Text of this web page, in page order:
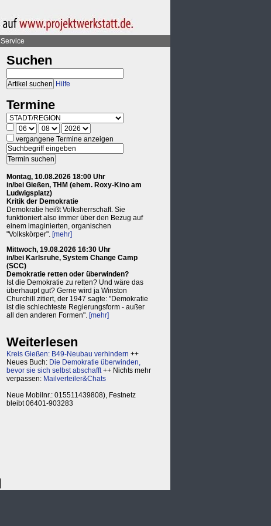
Service
Suchen
Hilfe
Termine
vergangene Termine anzeigen
Montag, 10.08.2026 18:00 Uhr
in/bei Gießen, THM (ehem. Roxy-Kino am
Ludwigsplatz)
Kritik der Demokratie
Demokratie heißt Volksherrschaft. Sie
funktioniert also immer über den Bezug auf
einem imaginierten, organischen
"Volkskörper". [mehr]
Mittwoch, 19.08.2026 16:30 Uhr
in/bei Karlsruhe, System Change Camp
(SCC)
Demokratie retten oder überwinden?
Ist die Demokratie zu retten? Und wäre das
überhaupt gut? Gerne wird ja Winston
Churchill zitiert, der 1947 sagte: "Demokratie
ist die schlechteste Regierungsform - außer
all den anderen Formen". [mehr]
Weiterlesen
Kreis Gießen: B49-Neubau verhindern ++
Neues Buch: Die Demokratie überwinden,
bevor sie sich selbst abschafft++ Nichts mehr
verpassen: Mailverteiler&Chats
Neue Mobilnr.: 015511439808), Festnetz
bleibt 06401-903283